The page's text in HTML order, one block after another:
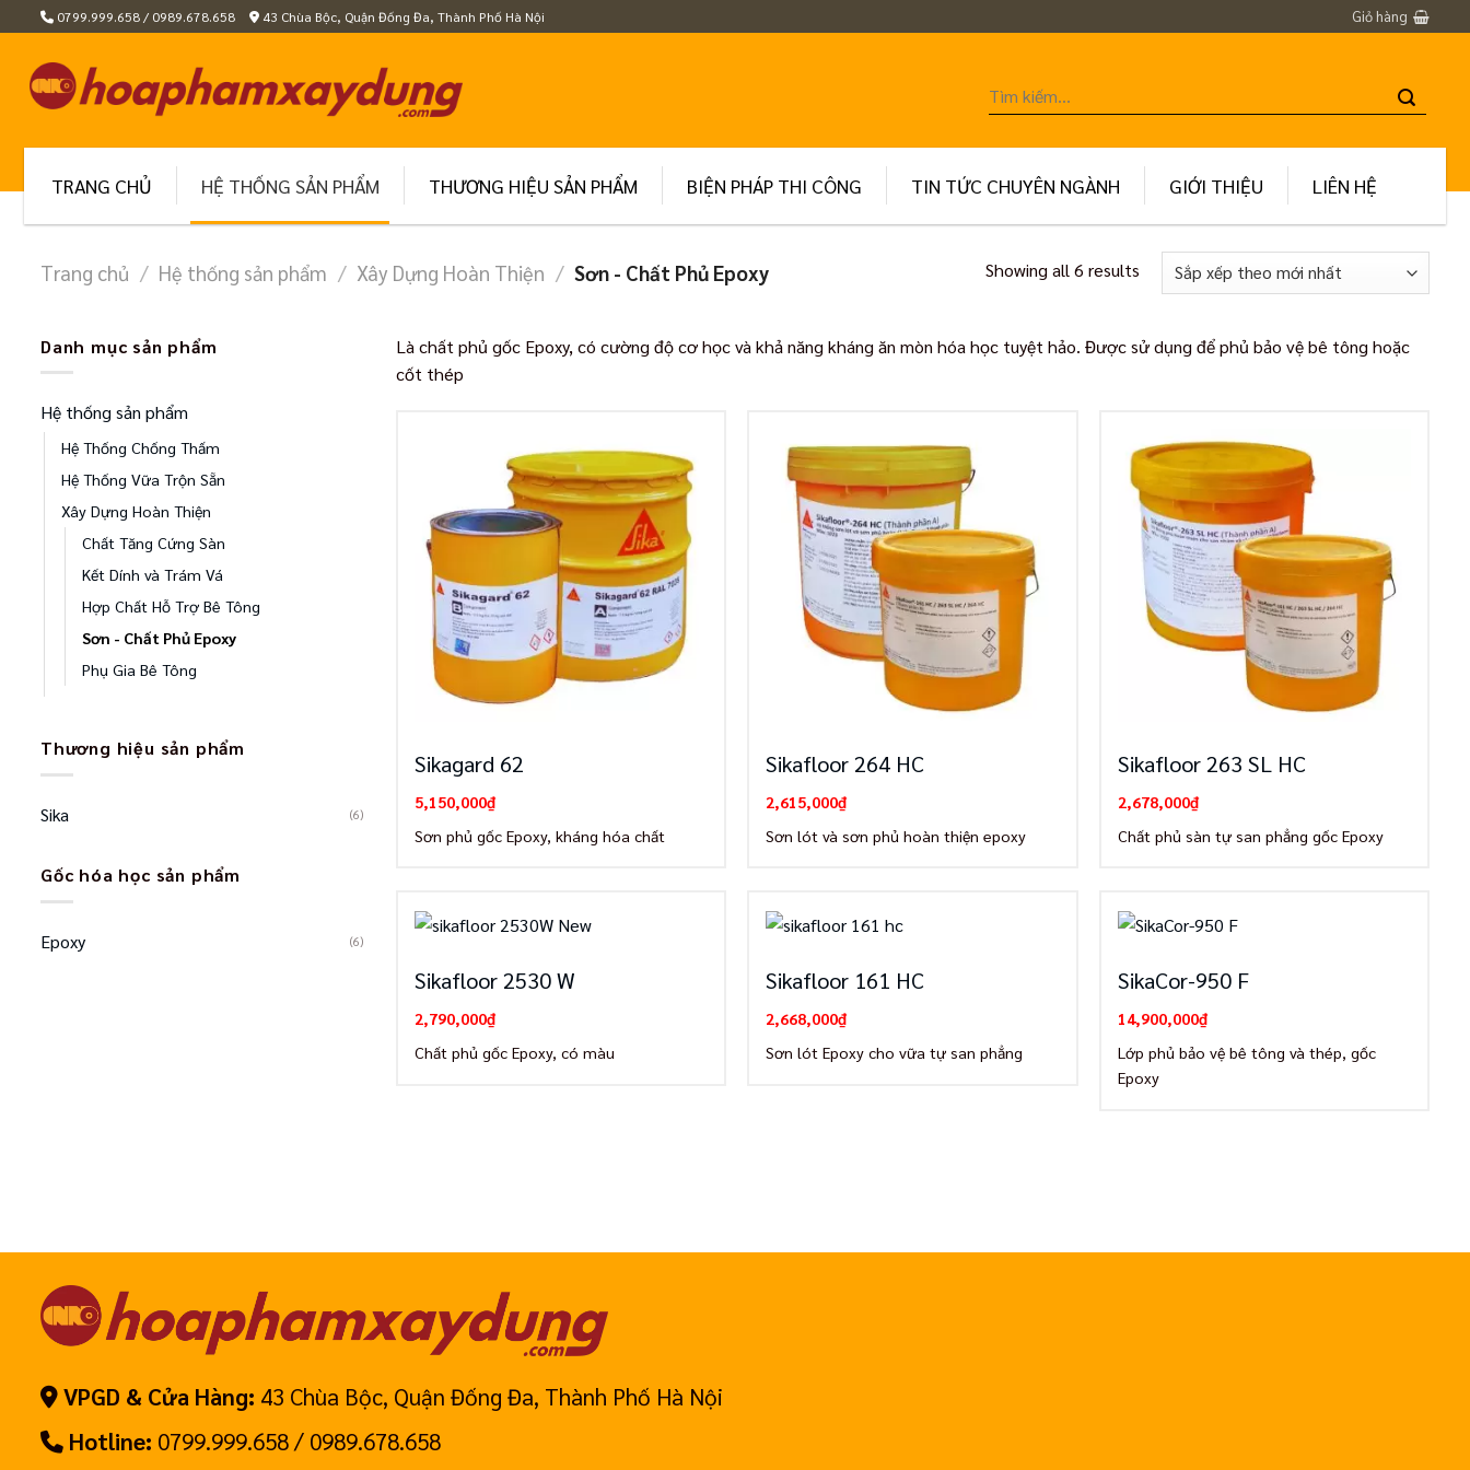
to
content
0799.999.658 / 0989.678.658 43 Chùa Bộc, Quận Đống Đa, Thành Phố Hà Nội Giỏ hàng
Tìm
kiếm:
TRANG CHỦ HỆ THỐNG SẢN PHẨM THƯƠNG HIỆU SẢN PHẨM BIỆN PHÁP THI CÔNG TIN TỨC CHUYÊN NGÀNH GIỚI THIỆU LIÊN HỆ
Trang chủ / Hệ thống sản phẩm / Xây Dựng Hoàn Thiện / Sơn - Chất Phủ Epoxy Showing all 6 results
Danh mục sản phẩm
Hệ thống sản phẩm
Hệ Thống Chống Thấm
Hệ Thống Vữa Trộn Sẵn
Xây Dựng Hoàn Thiện
Chất Tăng Cứng Sàn
Kết Dính và Trám Vá
Hợp Chất Hỗ Trợ Bê Tông
Sơn - Chất Phủ Epoxy
Phụ Gia Bê Tông
Thương hiệu sản phẩm
Sika (6)
Gốc hóa học sản phẩm
Epoxy (6)
Là chất phủ gốc Epoxy, có cường độ cơ học và khả năng kháng ăn mòn hóa học tuyệt hảo. Được sử dụng để phủ bảo vệ bê tông hoặc
cốt thép
Sikagard 62
5,150,000₫
Sơn phủ gốc Epoxy, kháng hóa chất
Sikafloor 264 HC
2,615,000₫
Sơn lót và sơn phủ hoàn thiện epoxy
Sikafloor 263 SL HC
2,678,000₫
Chất phủ sàn tự san phẳng gốc Epoxy
Sikafloor 2530 W
2,790,000₫
Chất phủ gốc Epoxy, có màu
Sikafloor 161 HC
2,668,000₫
Sơn lót Epoxy cho vữa tự san phẳng
SikaCor-950 F
14,900,000₫
Lớp phủ bảo vệ bê tông và thép, gốc
Epoxy
VPGD & Cửa Hàng: 43 Chùa Bộc, Quận Đống Đa, Thành Phố Hà Nội
Hotline: 0799.999.658 / 0989.678.658